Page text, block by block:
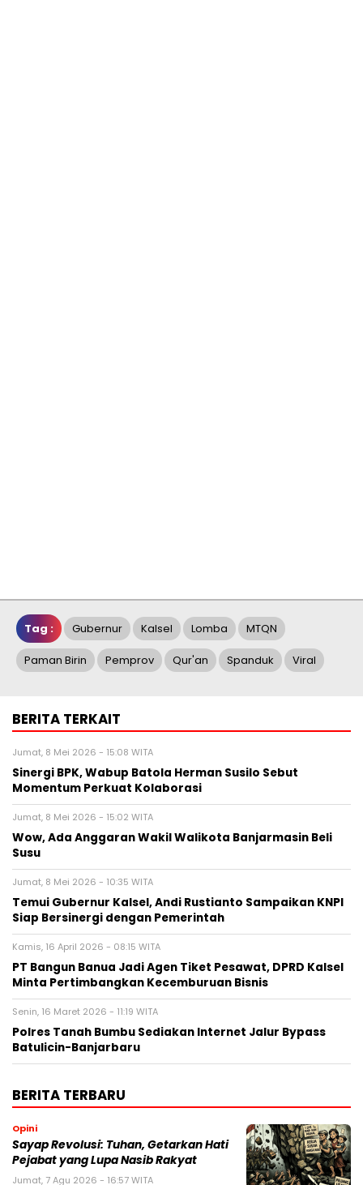
Tag : Gubernur Kalsel Lomba MTQN
Paman Birin Pemprov Qur'an Spanduk Viral
BERITA TERKAIT
Jumat, 8 Mei 2026 - 15:08 WITA
Sinergi BPK, Wabup Batola Herman Susilo Sebut
Momentum Perkuat Kolaborasi
Jumat, 8 Mei 2026 - 15:02 WITA
Wow, Ada Anggaran Wakil Walikota Banjarmasin Beli
Susu
Jumat, 8 Mei 2026 - 10:35 WITA
Temui Gubernur Kalsel, Andi Rustianto Sampaikan KNPI
Siap Bersinergi dengan Pemerintah
Kamis, 16 April 2026 - 08:15 WITA
PT Bangun Banua Jadi Agen Tiket Pesawat, DPRD Kalsel
Minta Pertimbangkan Kecemburuan Bisnis
Senin, 16 Maret 2026 - 11:19 WITA
Polres Tanah Bumbu Sediakan Internet Jalur Bypass
Batulicin-Banjarbaru
BERITA TERBARU
Opini
Sayap Revolusi: Tuhan, Getarkan Hati
Pejabat yang Lupa Nasib Rakyat
Jumat, 7 Agu 2026 - 16:57 WITA